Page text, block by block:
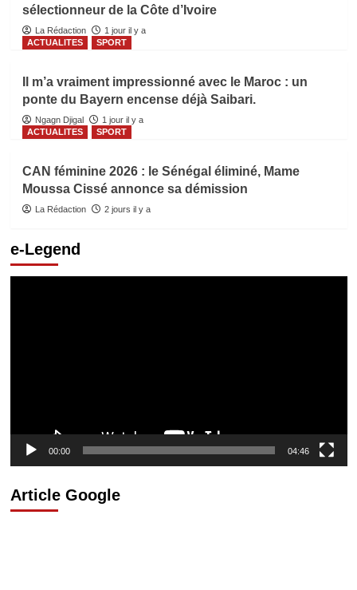
sélectionneur de la Côte d’Ivoire
La Rédaction
1 jour il y a
ACTUALITES
SPORT
Il m’a vraiment impressionné avec le Maroc : un
ponte du Bayern encense déjà Saibari.
Ngagn Djigal
1 jour il y a
ACTUALITES
SPORT
CAN féminine 2026 : le Sénégal éliminé, Mame
Moussa Cissé annonce sa démission
La Rédaction 2 jours il y a
e-Legend
00:00 04:46
Article Google